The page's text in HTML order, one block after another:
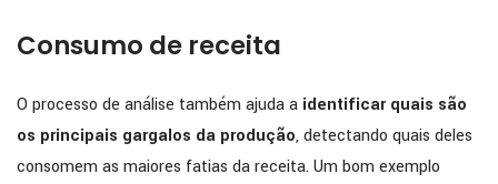
Consumo de receita
O processo de análise também ajuda a identificar quais são
os principais gargalos da produção, detectando quais deles
consomem as maiores fatias da receita. Um bom exemplo